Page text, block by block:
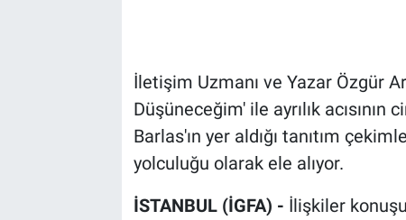
İletişim Uzmanı ve Yazar Özgür
Düşüneceğim' ile ayrılık acısının
Barlas'ın yer aldığı tanıtım
yolculuğu olarak ele alıyor.
İSTANBUL (İGFA) - İlişkiler